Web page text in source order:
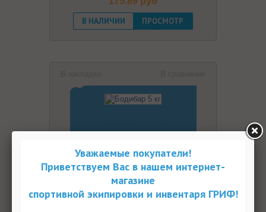
В НАЛИЧИИ
ПРОСМОТР
Уважаемые покупатели!
Приветствуем Вас в нашем интернет-
магазине
спортивной экипировки и инвентаря ГРИФ!